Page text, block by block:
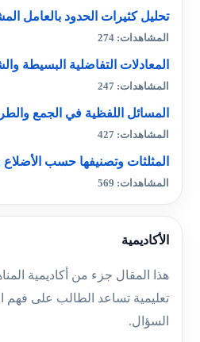
تحليل كثيرات الحدود بالعامل
المشاهدات: 274
المعادلات التفاضلية البسيطة
المشاهدات: 247
المسائل اللفظية في الجمع
المشاهدات: 427
المثلثات وتصنيفها حسب الأضلاع
المشاهدات: 569
الأكاديمية
هذا المقال جزء من أكاديمية
تعليمية تساعد الطالب على فهم
السؤال.